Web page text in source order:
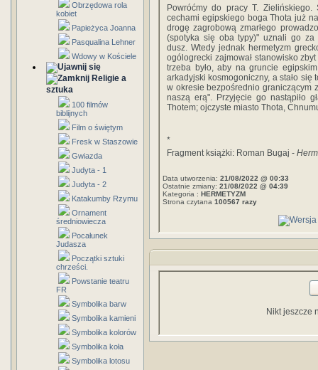
Obrzędowa rola
kobiet
Papieżyca Joanna
Pasqualina Lehner
Wdowy w Kościele
Religie a
sztuka
100 filmów
biblijnych
Film o świętym
Fresk w Staszowie
Gwiazda
Judyta - 1
Judyta - 2
Katakumby Rzymu
Ornament
średniowiecza
Pocałunek
Judasza
Początki sztuki
chrześci.
Powstanie teatru
FR
Symbolika barw
Symbolika kamieni
Symbolika kolorów
Symbolika koła
Symbolika lotosu
Powróćmy do pracy T.
cechami egipskiego boga Thota już
drogę zagrobową zmarłego
(spotyka się oba typy)" uznali go za
dusz. Wtedy jednak hermetyzm
ogólogrecki zajmował stanowisko
trzeba było, aby na gruncie
arkadyjski kosmogoniczny, a stało
w okresie bezpośrednio graniczącym
naszą erą". Przyjęcie go nastąpiło
Thotem; ojczyste miasto Thota,
*
Fragment książki: Roman Bugaj -
Data utworzenia: 21/08/2022 @ 00:33
Ostatnie zmiany: 21/08/2022 @ 04:39
Kategoria : HERMETYZM
Strona czytana 100567 razy
Nikt jeszcze